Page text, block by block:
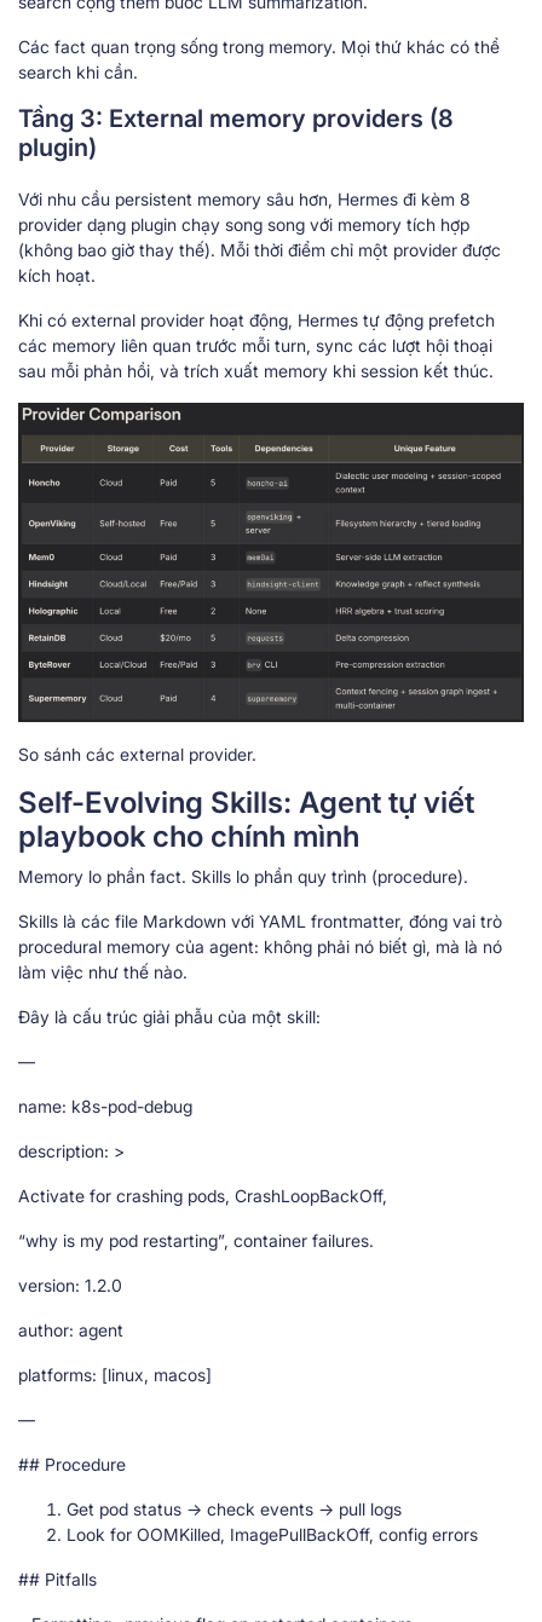
Các fact quan trọng sống trong memory. Mọi thứ khác có thể
search khi cần.
Tầng 3: External memory providers (8
plugin)
Với nhu cầu persistent memory sâu hơn, Hermes đi kèm 8
provider dạng plugin chạy song song với memory tích hợp
(không bao giờ thay thế). Mỗi thời điểm chỉ một provider được
kích hoạt.
Khi có external provider hoạt động, Hermes tự động prefetch
các memory liên quan trước mỗi turn, sync các lượt hội thoại
sau mỗi phản hồi, và trích xuất memory khi session kết thúc.
So sánh các external provider.
Self-Evolving Skills: Agent tự viết
playbook cho chính mình
Memory lo phần fact. Skills lo phần quy trình (procedure).
Skills là các file Markdown với YAML frontmatter, đóng vai trò
procedural memory của agent: không phải nó biết gì, mà là nó
làm việc như thế nào.
Đây là cấu trúc giải phẫu của một skill:
—
name: k8s-pod-debug
description: >
Activate for crashing pods, CrashLoopBackOff,
“why is my pod restarting”, container failures.
version: 1.2.0
author: agent
platforms: [linux, macos]
—
## Procedure
Get pod status → check events → pull logs
Look for OOMKilled, ImagePullBackOff, config errors
## Pitfalls